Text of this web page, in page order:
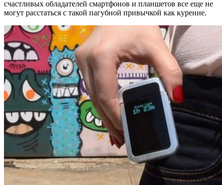
счастливых обладателей смартфонов и планшетов все еще не
могут расстаться с такой пагубной привычкой как курение.